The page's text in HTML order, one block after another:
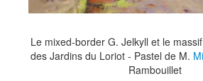
Le mixed-border G. Jelkyll et le
des Jardins du Loriot - Pastel de M.
Rambouillet